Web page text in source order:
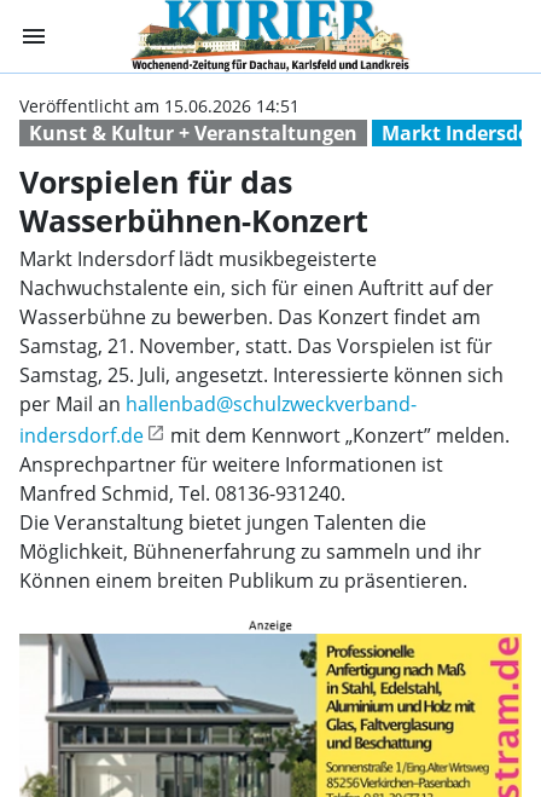
menu Vorspielen für
Kunst & Kultur + Veranstaltungen Markt
Veröffentlicht am 15.06.2026 14:51
Vorspielen für das
Wasserbühnen-Konzert
Markt Indersdorf lädt musikbegeisterte
Nachwuchstalente ein, sich für einen Auftritt auf der
Wasserbühne zu bewerben. Das Konzert findet am
Samstag, 21. November, statt. Das Vorspielen ist für
Samstag, 25. Juli, angesetzt. Interessierte können sich
per Mail an hallenbad@schulzweckverband-
indersdorf.de
mit dem Kennwort „Konzert” melden.
Ansprechpartner für weitere Informationen ist
Manfred Schmid, Tel. 08136-931240.
Die Veranstaltung bietet jungen Talenten die
Möglichkeit, Bühnenerfahrung zu sammeln und ihr
Können einem breiten Publikum zu präsentieren.